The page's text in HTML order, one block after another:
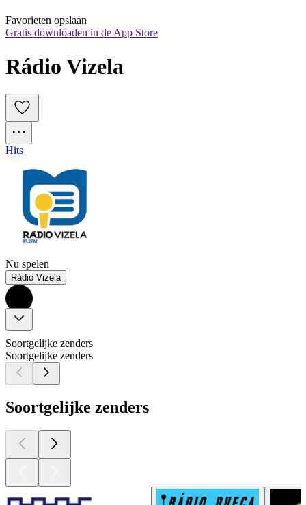
Favorieten opslaan
Gratis downloaden in de App Store
Rádio Vizela
Hits
Nu spelen
Rádio Vizela
Soortgelijke zenders
Soortgelijke zenders
Soortgelijke zenders